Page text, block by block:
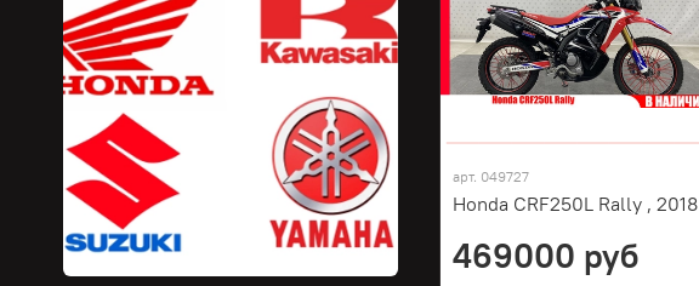
арт. 049727
Honda CRF250L Rally , 2018
469000 руб